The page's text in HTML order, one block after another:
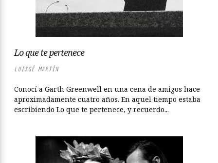
Lo que te pertenece
LUISGÉ MARTÍN
Conocí a Garth Greenwell en una cena de amigos hace
aproximadamente cuatro años. En aquel tiempo estaba
escribiendo Lo que te pertenece, y recuerdo...